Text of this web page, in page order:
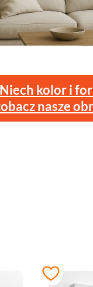
Niech kolor i
nasze